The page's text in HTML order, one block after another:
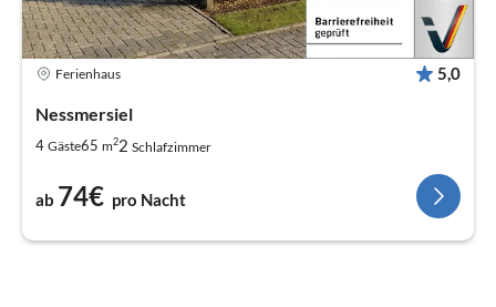
Ferienhaus 5,0
Nessmersiel
4 Gäste65 m22 Schlafzimmer
ab 74€ pro Nacht